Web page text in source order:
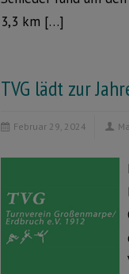
3,3 km […]
TVG lädt zur
Februar 29, 2024